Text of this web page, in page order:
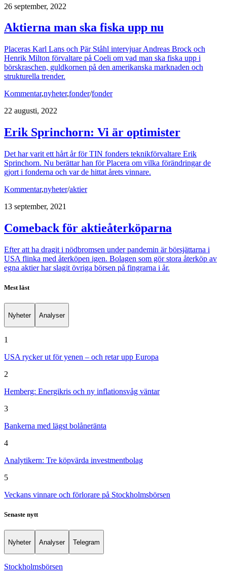
26 september, 2022
Aktierna man ska fiska upp nu
Placeras Karl Lans och Pär Ståhl intervjuar Andreas Brock och
Henrik Milton förvaltare på Coeli om vad man ska fiska upp i
börskraschen, guldkornen på den amerikanska marknaden och
strukturella trender.
Kommentar,nyheter,fonder/fonder
22 augusti, 2022
Erik Sprinchorn: Vi är optimister
Det har varit ett hårt år för TIN fonders teknikförvaltare Erik
Sprinchorn. Nu berättar han för Placera om vilka förändringar de
gjort i fonderna och var de hittat årets vinnare.
Kommentar,nyheter/aktier
13 september, 2021
Comeback för aktieåterköparna
Efter att ha dragit i nödbromsen under pandemin är börsjättarna i
USA flinka med återköpen igen. Bolagen som gör stora återköp av
egna aktier har slagit övriga börsen på fingrarna i år.
Mest läst
Nyheter Analyser
1
USA rycker ut för yenen – och retar upp Europa
2
Hemberg: Energikris och ny inflationsvåg väntar
3
Bankerna med lägst bolåneränta
4
Analytikern: Tre köpvärda investmentbolag
5
Veckans vinnare och förlorare på Stockholmsbörsen
Senaste nytt
Nyheter Analyser Telegram
Stockholmsbörsen